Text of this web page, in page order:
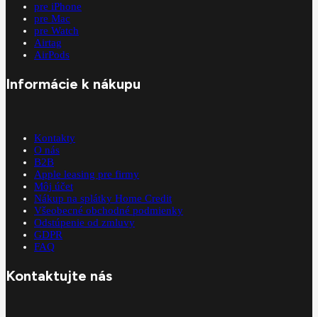
pre iPhone
pre Mac
pre Watch
Airtag
AirPods
Informácie k nákupu
Kontakty
O nás
B2B
Apple leasing pre firmy
Môj účet
Nákup na splátky Home Credit
Všeobecné obchodné podmienky
Odstúpenie od zmluvy
GDPR
FAQ
Kontaktujte nás